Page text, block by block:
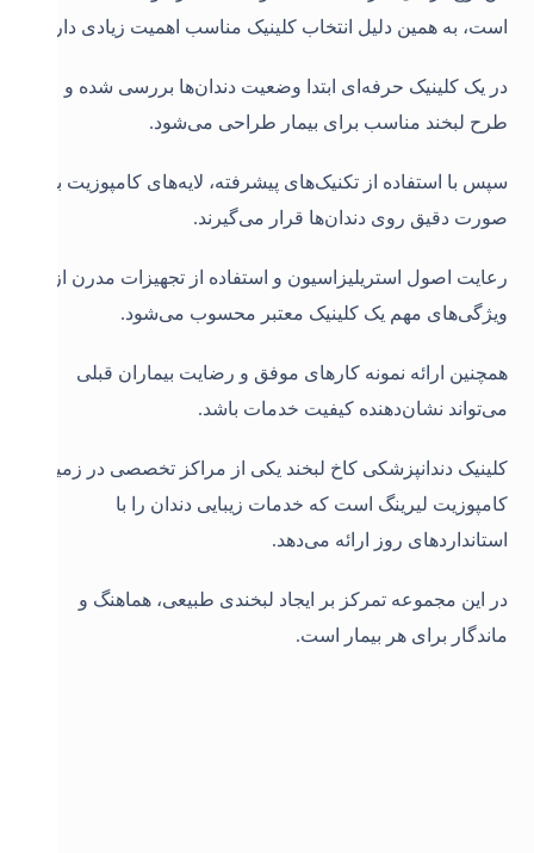
است، به همین دلیل انتخاب کلینیک مناسب اهمیت زیادی دارد.
در یک کلینیک حرفه‌ای ابتدا وضعیت دندان‌ها بررسی شده و
طرح لبخند مناسب برای بیمار طراحی می‌شود.
سپس با استفاده از تکنیک‌های پیشرفته، لایه‌های کامپوزیت به
صورت دقیق روی دندان‌ها قرار می‌گیرند.
رعایت اصول استریلیزاسیون و استفاده از تجهیزات مدرن از
ویژگی‌های مهم یک کلینیک معتبر محسوب می‌شود.
همچنین ارائه نمونه کارهای موفق و رضایت بیماران قبلی
می‌تواند نشان‌دهنده کیفیت خدمات باشد.
کلینیک دندانپزشکی کاخ لبخند یکی از مراکز تخصصی در زمینه
کامپوزیت لیرینگ است که خدمات زیبایی دندان را با
استانداردهای روز ارائه می‌دهد.
در این مجموعه تمرکز بر ایجاد لبخندی طبیعی، هماهنگ و
ماندگار برای هر بیمار است.